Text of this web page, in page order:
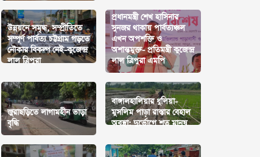
উন্নয়নে সমৃদ্ধ, সম্প্রীতিতে
সম্পূর্ণ পার্বত্য চট্টগ্রাম গড়তে
নৌকার বিকল্প নেই-কুজেন্দ্র
লাল ত্রিপুরা
প্রধানমন্ত্রী শেখ হাসিনার
সুনজর থাকায় পার্বত্যঞ্চল
এখন অপশক্তি ও
অশান্তমুক্ত- প্রতিমন্ত্রী কুজেন্দ্র
লাল ত্রিপুরা এমপি
জুরাছড়িতে লাগামহীন ভাড়া
বৃদ্ধি
বাঙ্গালহালিয়ার ধুলিয়া-
মুসলিম পাড়া রাস্তার বেহাল
অবস্থা: দুর্ভোগে শত মানুষ